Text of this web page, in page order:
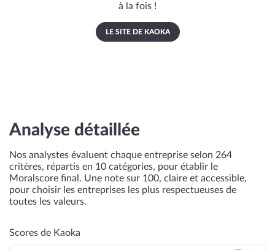
à la fois !
LE SITE DE KAOKA
Analyse détaillée
Nos analystes évaluent chaque entreprise selon 264
critères, répartis en 10 catégories, pour établir le
Moralscore final. Une note sur 100, claire et accessible,
pour choisir les entreprises les plus respectueuses de
toutes les valeurs.
Scores de Kaoka